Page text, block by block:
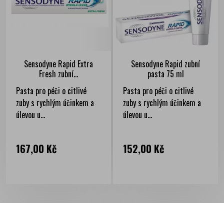
Sensodyne Rapid Extra
Fresh zubní...
Pasta pro péči o citlivé
zuby s rychlým účinkem a
úlevou u...
Cena
167,00 Kč
Sensodyne Rapid zubní
pasta 75 ml
Pasta pro péči o citlivé
zuby s rychlým účinkem a
úlevou u...
Cena
152,00 Kč